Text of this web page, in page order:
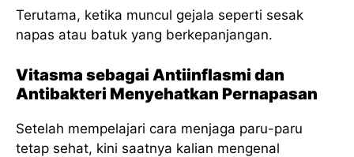
Terutama, ketika muncul gejala seperti sesak
napas atau batuk yang berkepanjangan.
Vitasma sebagai Antiinflasmi dan
Antibakteri Menyehatkan Pernapasan
Setelah mempelajari cara menjaga paru-paru
tetap sehat, kini saatnya kalian mengenal